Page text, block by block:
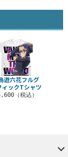
遊六花フルグ
ィックTシャツ
（税込）